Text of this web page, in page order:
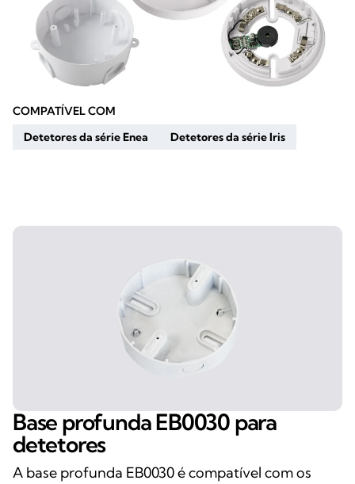
COMPATÍVEL COM
Detetores da série Enea
Detetores da série Iris
Base profunda EB0030 para
detetores
A base profunda EB0030 é compatível com os